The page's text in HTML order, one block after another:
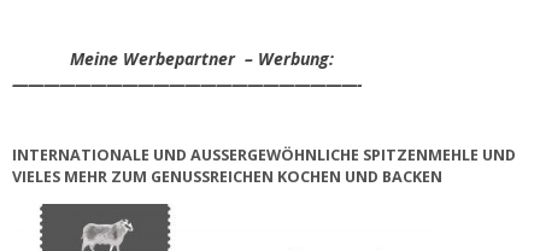
Meine Werbepartner – Werbung:
——————————————————————-
INTERNATIONALE UND AUSSERGEWÖHNLICHE SPITZENMEHLE UND V
IELES MEHR ZUM GENUSSREICHEN KOCHEN UND BACKEN